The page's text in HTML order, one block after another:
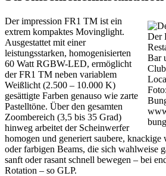
Der
Bar
Der impression FR1 TM ist ein
extrem kompaktes Movinglight.
Ausgestattet mit einer
leistungsstarken, homogenisierten
60 Watt RGBW-LED, ermöglicht
der FR1 TM neben variablem
Weißlicht (2.500 – 10.000 K)
gesättigte Farben genauso wie zarte
Pastelltöne. Über den gesamten
Zoombereich (3,5 bis 35 Grad)
hinweg arbeitet der Scheinwerfer
homogen und generiert saubere, knackige
oder farbigen Beams, die sich wahlweise
sanft oder rasant schnell bewegen – bei
Rotation – so GLP.